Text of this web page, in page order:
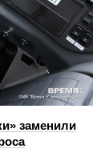
заменили